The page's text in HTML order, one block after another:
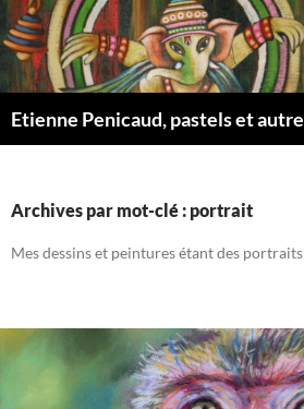
Aller
au
contenu
Archives par mot-clé : portrait
Mes dessins et peintures étant des portraits